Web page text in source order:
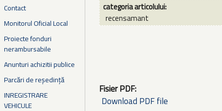
Contact
Monitorul Oficial Local
Proiecte fonduri
nerambursabile
Anunturi achizitii publice
Parcări de reședință
INREGISTRARE
VEHICULE
categoria articolului:
recensamant
Fisier PDF:
Download PDF file